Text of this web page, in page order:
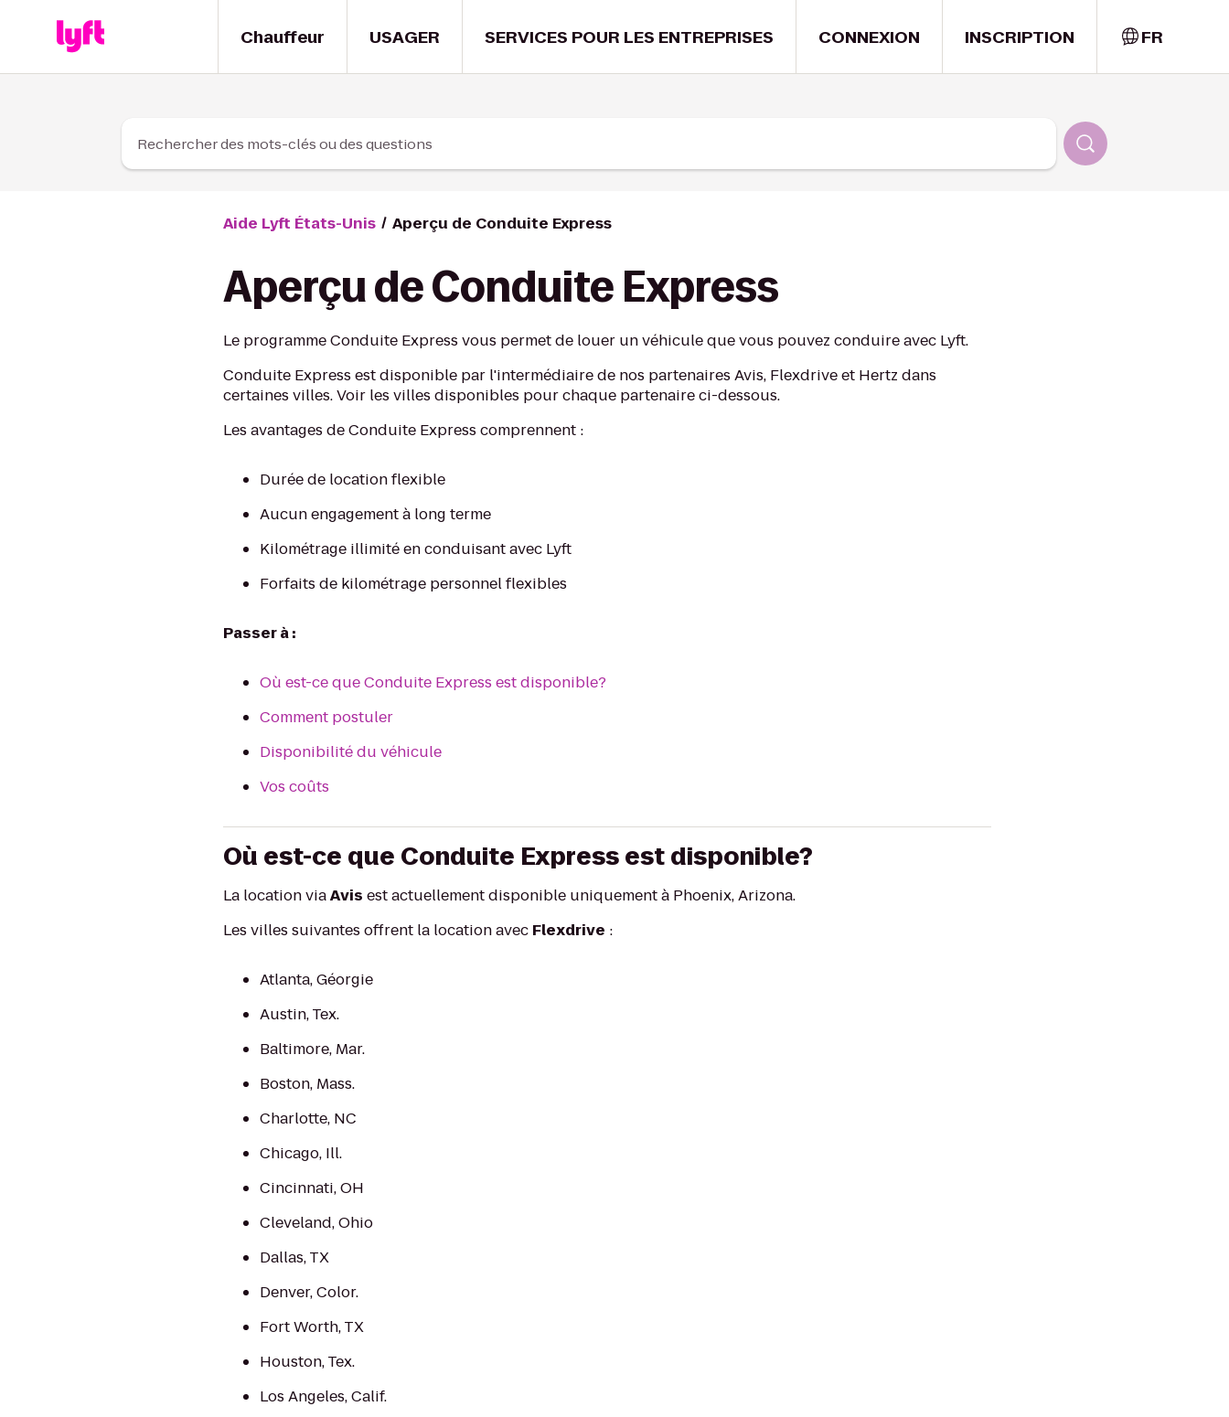
Chauffeur USAGER SERVICES POUR LES ENTREPRISES CONNEXION INSCRIPTION FR
Rechercher des mots-clés ou des questions
Aide Lyft États-Unis Aperçu de Conduite Express
Aperçu de Conduite Express
Le programme Conduite Express vous permet de louer un véhicule que vous pouvez conduire avec Lyft.
Conduite Express est disponible par l'intermédiaire de nos partenaires Avis, Flexdrive et Hertz dans
certaines villes. Voir les villes disponibles pour chaque partenaire ci-dessous.
Les avantages de Conduite Express comprennent :
Durée de location flexible
Aucun engagement à long terme
Kilométrage illimité en conduisant avec Lyft
Forfaits de kilométrage personnel flexibles
Passer à :
Où est-ce que Conduite Express est disponible?
Comment postuler
Disponibilité du véhicule
Vos coûts
Où est-ce que Conduite Express est disponible?
La location viaAvis est actuellement disponible uniquement à Phoenix, Arizona.
Les villes suivantes offrent la location avec Flexdrive :
Atlanta, Géorgie
Austin, Tex.
Baltimore, Mar.
Boston, Mass.
Charlotte, NC
Chicago, Ill.
Cincinnati, OH
Cleveland, Ohio
Dallas, TX
Denver, Color.
Fort Worth, TX
Houston, Tex.
Los Angeles, Calif.